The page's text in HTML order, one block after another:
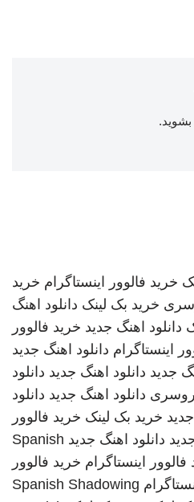
بشوید.
خرید فالوور اینستاگرام خرید
خرید بک لینک دانلود اهنگ
دانلود اهنگ جدید خرید فالوور
اینستاگرام دانلود اهنگ جدید
جدید دانلود اهنگ جدید دانلود
دانلود اهنگ جدید دانلود
خرید بک لینک خرید فالوور
دانلود اهنگ جدید Spanish
فالوور اینستاگرام خرید فالوور
Spanish Shadowing